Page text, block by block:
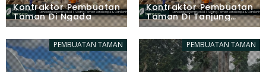
Kontraktor Pembuatan
Taman Di Ngada
Kontraktor Pembuatan
Taman Di Tanjung
Pinang
PEMBUATAN TAMAN PEMBUATAN TAMAN